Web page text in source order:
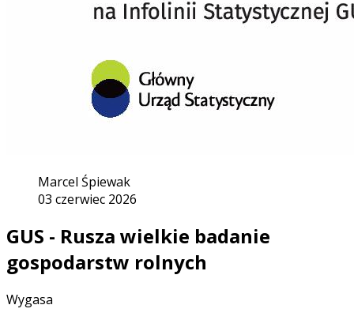
Marcel Śpiewak
03 czerwiec 2026
GUS - Rusza wielkie badanie
gospodarstw rolnych
Wygasa